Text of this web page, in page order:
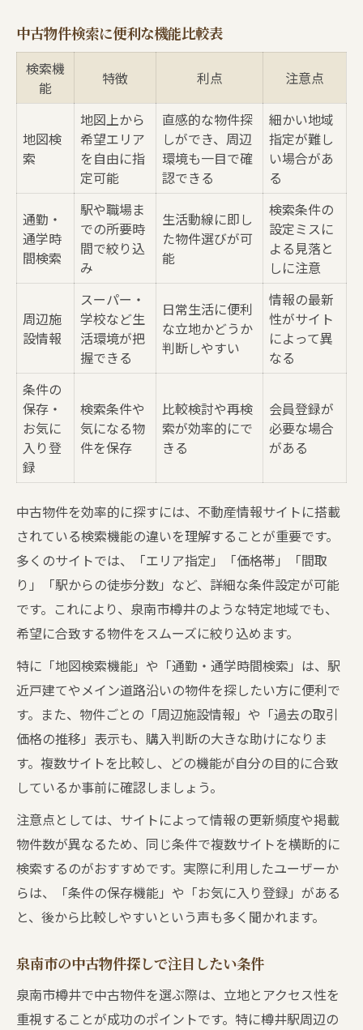
中古物件検索に便利な機能比較表
検索機
能
特徴 利点 注意点
地図検
索
地図上から
希望エリア
を自由に指
定可能
直感的な物件探
しができ、周辺
環境も一目で確
認できる
細かい地域
指定が難し
い場合があ
る
通勤・
通学時
間検索
駅や職場ま
での所要時
間で絞り込
み
生活動線に即し
た物件選びが可
能
検索条件の
設定ミスに
よる見落と
しに注意
周辺施
設情報
スーパー・
学校など生
活環境が把
握できる
日常生活に便利
な立地かどうか
判断しやすい
情報の最新
性がサイト
によって異
なる
条件の
保存・
お気に
入り登
録
検索条件や
気になる物
件を保存
比較検討や再検
索が効率的にで
きる
会員登録が
必要な場合
がある
中古物件を効率的に探すには、不動産情報サイトに搭載
されている検索機能の違いを理解することが重要です。
多くのサイトでは、「エリア指定」「価格帯」「間取
り」「駅からの徒歩分数」など、詳細な条件設定が可能
です。これにより、泉南市樽井のような特定地域でも、
希望に合致する物件をスムーズに絞り込めます。
特に「地図検索機能」や「通勤・通学時間検索」は、駅
近戸建てやメイン道路沿いの物件を探したい方に便利で
す。また、物件ごとの「周辺施設情報」や「過去の取引
価格の推移」表示も、購入判断の大きな助けになりま
す。複数サイトを比較し、どの機能が自分の目的に合致
しているか事前に確認しましょう。
注意点としては、サイトによって情報の更新頻度や掲載
物件数が異なるため、同じ条件で複数サイトを横断的に
検索するのがおすすめです。実際に利用したユーザーか
らは、「条件の保存機能」や「お気に入り登録」がある
と、後から比較しやすいという声も多く聞かれます。
泉南市の中古物件探しで注目したい条件
泉南市樽井で中古物件を選ぶ際は、立地とアクセス性を
重視することが成功のポイントです。特に樽井駅周辺の